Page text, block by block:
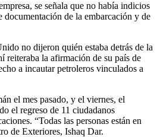
se señala que no había indicios
de la embarcación y de
no dijeron quién estaba detrás de la
reiteraba la afirmación de su país de
a incautar petroleros vinculados a
el mes pasado, y el viernes, el
el regreso de 11 ciudadanos
“Todas las personas están en
de Exteriores, Ishaq Dar.